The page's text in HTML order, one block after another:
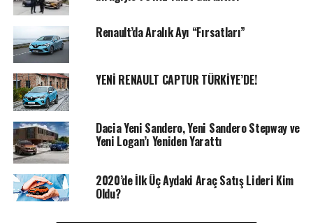
Kampanya kapsamında lastik alımlarında** da cazip
fırsatlar bulunuyor. 4 Adet Michelin lastik alana
280TL’lik yakıt kartı verilirken Maximum Kart’a özel +4
taksit imkanı tanınıyor.
Ayrıca Renault ve Dacia yetkili servislerinde** müşteri ve
çalışanların sağlığı için Covid-19 kapsamında Kapıdan
Al – Kapıya Teslim hizmeti de sunuluyor.
BENZER İÇERIKLER BINEK DACIA
DACIA TÜRK
HAFIF TICARI
RENAULT
Renault’da Aralık Ayı “Fırsatları”
YENİ RENAULT CAPTUR TÜRKİYE’DE!
Dacia Yeni Sandero, Yeni Sandero Stepway ve
Yeni Logan’ı Yeniden Yarattı
2020’de İlk Üç Aydaki Araç Satış Lideri Kim
Oldu?